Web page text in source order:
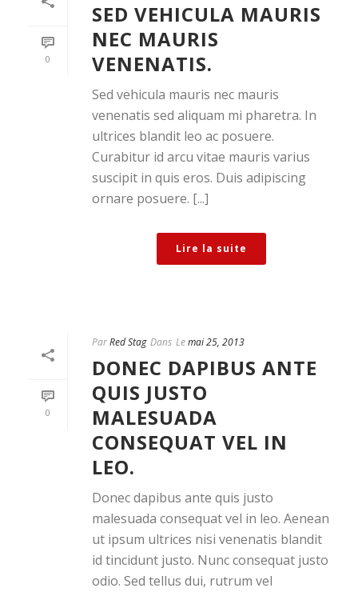
0
SED VEHICULA MAURIS
NEC MAURIS
VENENATIS.
Sed vehicula mauris nec mauris
venenatis sed aliquam mi pharetra. In
ultrices blandit leo ac posuere.
Curabitur id arcu vitae mauris varius
suscipit in quis eros. Duis adipiscing
ornare posuere. [...]
Lire la suite
0
ParRed Stag Dans Lemai 25, 2013
DONEC DAPIBUS ANTE
QUIS JUSTO
MALESUADA
CONSEQUAT VEL IN
LEO.
Donec dapibus ante quis justo
malesuada consequat vel in leo. Aenean
ut ipsum ultrices nisi venenatis blandit
id tincidunt justo. Nunc consequat justo
odio. Sed tellus dui, rutrum vel